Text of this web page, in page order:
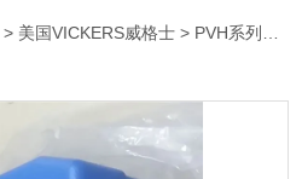
> 美国VICKERS威格士 > PVH系列柱塞泵